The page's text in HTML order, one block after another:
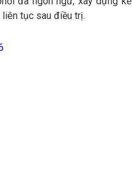
tục sau điều trị.